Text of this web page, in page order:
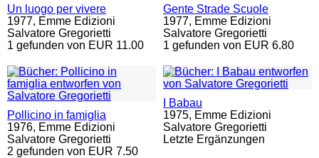
Un luogo per vivere
1977, Emme Edizioni
Salvatore Gregorietti
1 gefunden von EUR 11.00
Gente Strade Scuole
1977, Emme Edizioni
Salvatore Gregorietti
1 gefunden von EUR 6.80
Pollicino in famiglia
1976, Emme Edizioni
Salvatore Gregorietti
2 gefunden von EUR 7.50
I Babau
1975, Emme Edizioni
Salvatore Gregorietti
Letzte Ergänzungen